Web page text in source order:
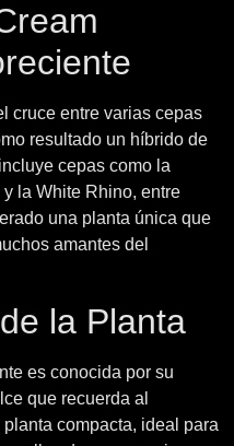
cruce entre varias cepas
resultado un híbrido de
cepas como la
la White Rhino, entre
una planta única que
amantes del
la Planta
es conocida por su
que recuerda al
compacta, ideal para